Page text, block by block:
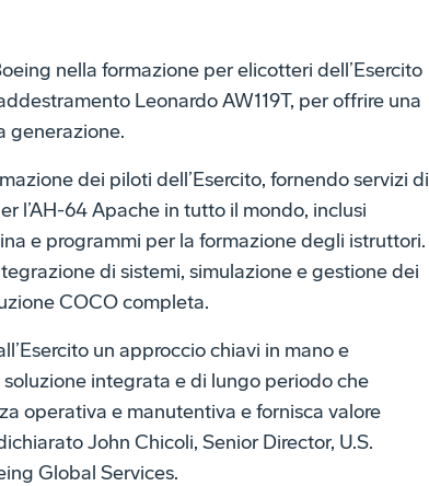
nella formazione per elicotteri dell’Esercito
Leonardo AW119T, per offrire una
generazione.
dei piloti dell’Esercito, fornendo servizi di
l’AH-64 Apache in tutto il mondo, inclusi
e programmi per la formazione degli istruttori.
di sistemi, simulazione e gestione dei
COCO completa.
un approccio chiavi in mano e
integrata e di lungo periodo che
operativa e manutentiva e fornisca valore
John Chicoli, Senior Director, U.S.
Global Services.